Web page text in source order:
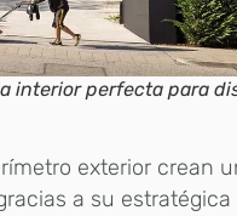
interior perfecta para
exterior crean
a su